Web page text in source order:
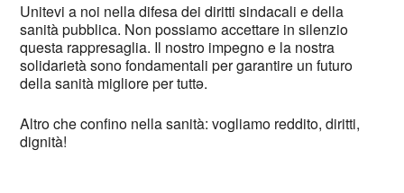
Unitevi a noi nella difesa dei diritti sindacali e della
sanità pubblica. Non possiamo accettare in silenzio
questa rappresaglia. Il nostro impegno e la nostra
solidarietà sono fondamentali per garantire un futuro
della sanità migliore per tuttə.
Altro che confino nella sanità: vogliamo reddito, diritti,
dignità!